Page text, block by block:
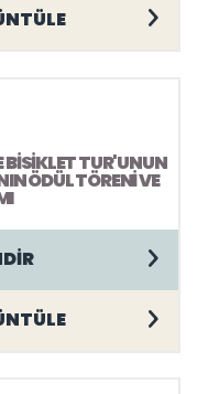
TUR'UNUN
ÖDÜL TÖRENİ VE